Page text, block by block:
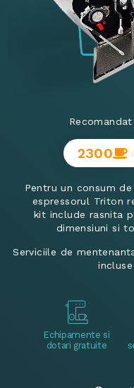
2300
Pentru un consum
espressorul Triton
kit include rasnita
dimensiuni si
Serviciile de
Echipamente si
dotari gratuite